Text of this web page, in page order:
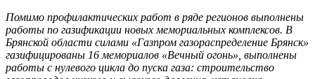
Помимо профилактических работ в ряде регионов выполнены
работы по газификации новых мемориальных комплексов. В
Брянской области силами «Газпром газораспределение Брянск»
газифицированы 16 мемориалов «Вечный огонь», выполнены
работы с нулевого цикла до пуска газа: строительство